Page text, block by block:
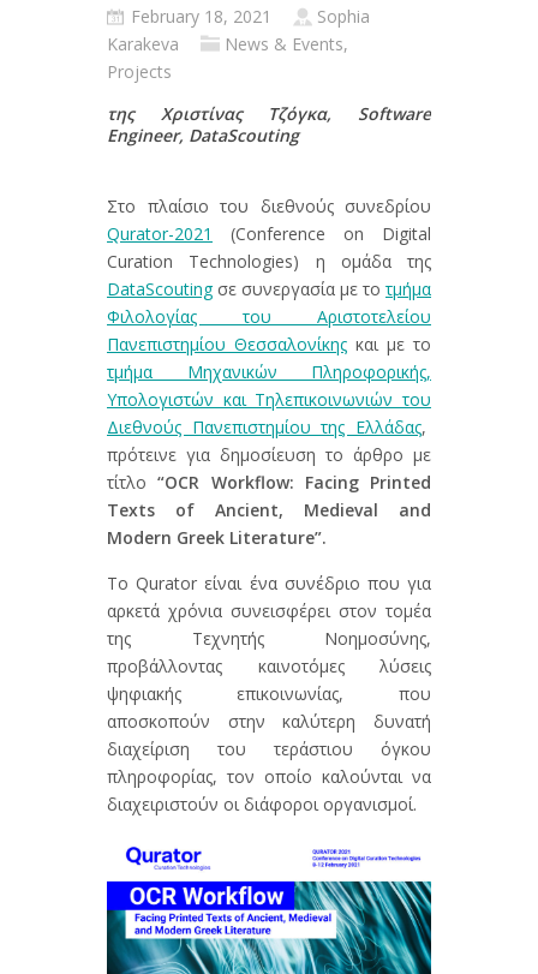
February 18, 2021
Sophia
Karakeva
News & Events,
Projects
της Χριστίνας Τζόγκα, Software
Engineer, DataScouting
Στο πλαίσιο του διεθνούς συνεδρίου
Qurator-2021
(Conference on Digital
Curation Technologies) η ομάδα της
DataScoutingσε συνεργασία με τοτμήμα
Φιλολογίας του Αριστοτελείου
Πανεπιστημίου Θεσσαλονίκης και με το
τμήμα Μηχανικών Πληροφορικής,
Υπολογιστών και Τηλεπικοινωνιών του
Διεθνούς Πανεπιστημίου της Ελλάδας,
πρότεινε για δημοσίευση το άρθρο με
τίτλο“OCR Workflow: Facing Printed
Texts of Ancient, Medieval and
Modern Greek Literature”.
Το Qurator είναι ένα συνέδριο που για
αρκετά χρόνια συνεισφέρει στον τομέα
της Τεχνητής Νοημοσύνης,
προβάλλοντας καινοτόμες λύσεις
ψηφιακής επικοινωνίας, που
αποσκοπούν στην καλύτερη δυνατή
διαχείριση του τεράστιου όγκου
πληροφορίας, τον οποίο καλούνται να
διαχειριστούν οι διάφοροι οργανισμοί.